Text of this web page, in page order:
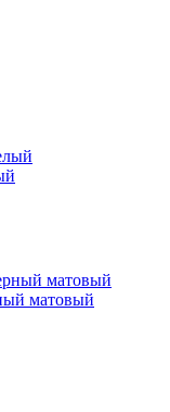
матовый